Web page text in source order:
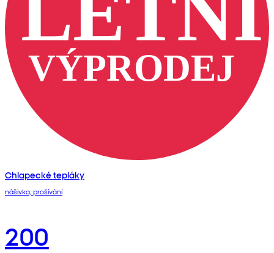
Chlapecké tepláky
nášivka, prošívání
200